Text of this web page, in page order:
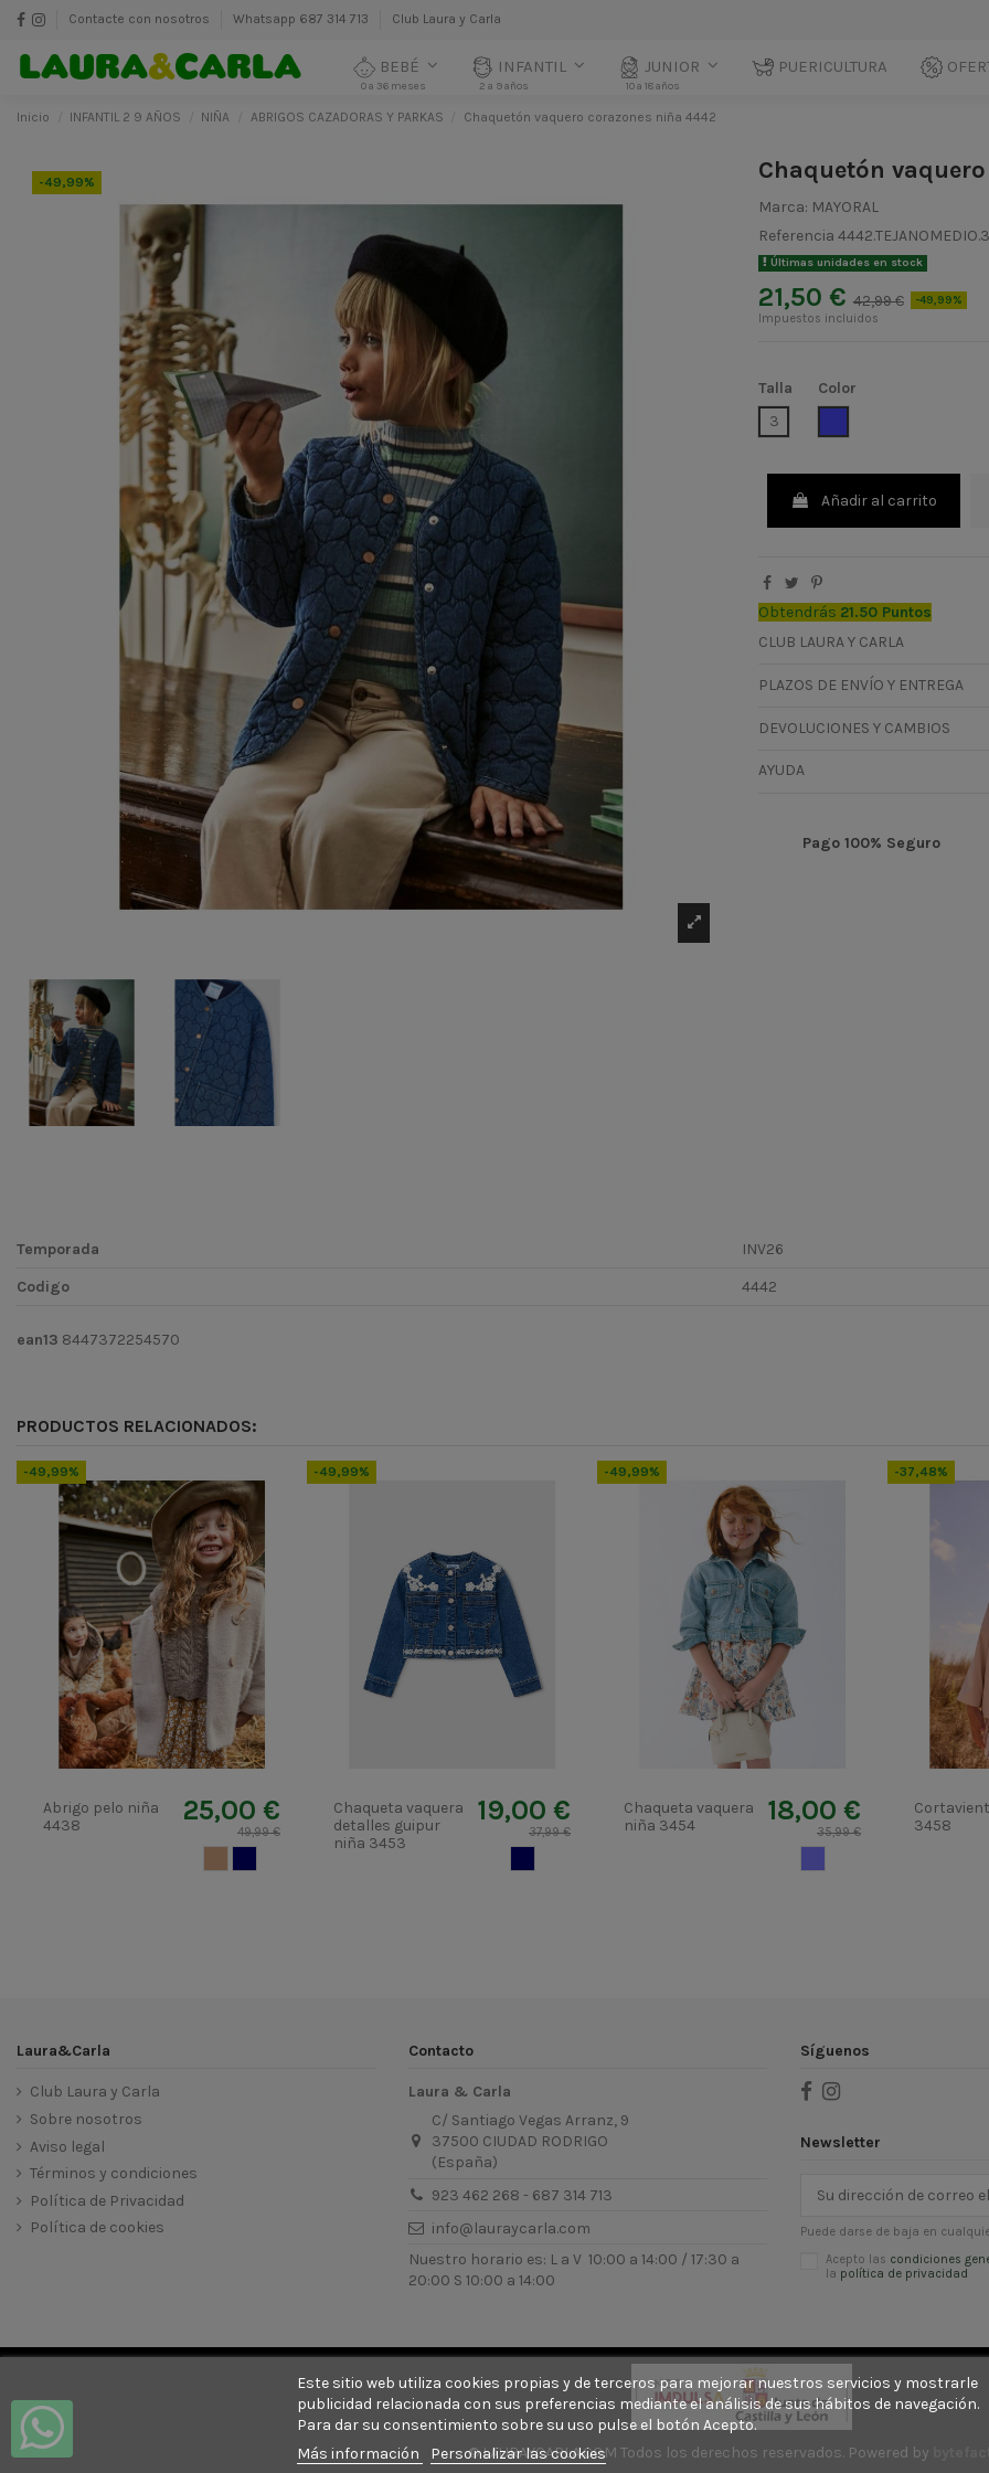
Contacte con nosotros Whatsapp 687 314 713 Club Laura y Carla
BEBÉ
0 a 36 meses
INFANTIL
2 a 9 años
JUNIOR
10 a 18 años
PUERICULTURA
Inicio INFANTIL 2 9 AÑOS NIÑA ABRIGOS CAZADORAS Y PARKAS Chaquetón vaquero corazones niña 4442
-49,99% Chaquetón
Marca: MAYORAL
Referencia 4442.TEJANOMEDIO.3
Últimas unidades en stock
21,50 € 42,99 €
-49,99%
Impuestos incluidos
Talla
3
Color
Añadir al carrito
Obtendrás 21.50 Puntos
CLUB LAURA Y CARLA
PLAZOS DE ENVÍO Y ENTREGA
DEVOLUCIONES Y CAMBIOS
AYUDA
Pago 100% Seguro
Temporada
INV26
Codigo
4442
ean13 8447372254570
PRODUCTOS RELACIONADOS:
-49,99%
Abrigo pelo niña
4438
25,00 €
49,99 €
-49,99%
Chaqueta vaquera
detalles guipur
niña 3453
19,00 €
37,99 €
-49,99%
Chaqueta vaquera
niña 3454
18,00 €
35,99 €
-37,48%
3458
Laura&Carla
Club Laura y Carla
Sobre nosotros
Aviso legal
Términos y condiciones
Política de Privacidad
Política de cookies
Contacto
Laura & Carla
C/ Santiago Vegas Arranz, 9
37500 CIUDAD RODRIGO
(España)
923 462 268 - 687 314 713
info@lauraycarla.com
Nuestro horario es: L a V 10:00 a 14:00 / 17:30 a
20:00 S 10:00 a 14:00
Este sitio web utiliza cookies propias y de terceros para mejorar nuestros servicios y mostrarle
publicidad relacionada con sus preferencias mediante el análisis de sus hábitos de navegación.
Para dar su consentimiento sobre su uso pulse el botón Acepto.
Más información
Personalizar las cookies
Síguenos
Newsletter
Puede darse de baja en
Acepto las condiciones
la política de privacidad
© LAURAYCARLA.COM Todos los derechos reservados. Powered by